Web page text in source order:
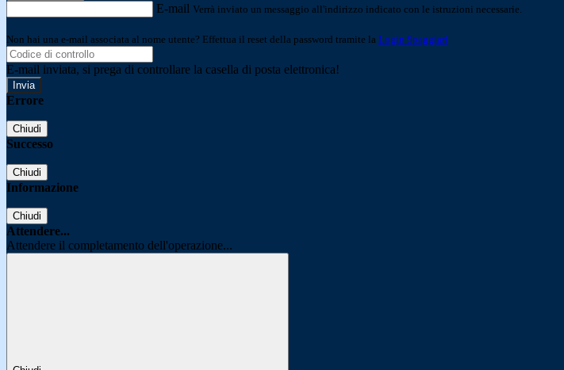
E-mail Verrà inviato un messaggio all'indirizzo indicato con le istruzioni necessarie.
Non hai una e-mail associata al nome utente? Effettua il reset della password tramite la Login Spaggiari
E-mail inviata, si prega di controllare la casella di posta elettronica!
Errore
Chiudi
Successo
Chiudi
Informazione
Chiudi
Attendere...
Attendere il completamento dell'operazione...